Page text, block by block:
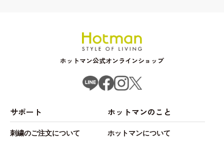
ホットマン公式オンラインショップ
サポート
刺繍のご注文について
ホットマンのこと
ホットマンについて